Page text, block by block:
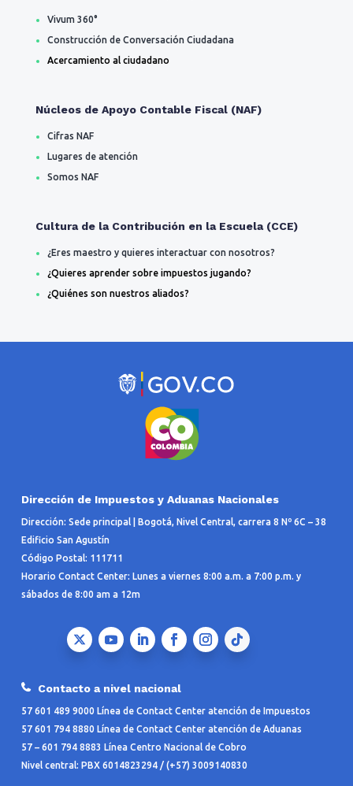
Vivum 360°
Construcción de Conversación Ciudadana
Acercamiento al ciudadano
Núcleos de Apoyo Contable Fiscal (NAF)
Cifras NAF
Lugares de atención
Somos NAF
Cultura de la Contribución en la Escuela (CCE)
¿Eres maestro y quieres interactuar con nosotros?
¿Quieres aprender sobre impuestos jugando?
¿Quiénes son nuestros aliados?
Dirección de Impuestos y Aduanas Nacionales
Dirección: Sede principal | Bogotá, Nivel Central, carrera 8 Nº 6C – 38
Edificio San Agustín
Código Postal: 111711
Horario Contact Center: Lunes a viernes 8:00 a.m. a 7:00 p.m. y
sábados de 8:00 am a 12m
Contacto a nivel nacional
57 601 489 9000 Línea de Contact Center atención de Impuestos
57 601 794 8880 Línea de Contact Center atención de Aduanas
57 – 601 794 8883 Línea Centro Nacional de Cobro
Nivel central: PBX 6014823294 / (+57) 3009140830